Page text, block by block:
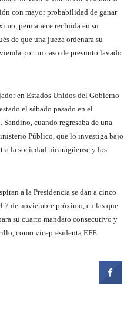
con mayor probabilidad de ganar
permanece recluida en su
de que una jueza ordenara su
por un caso de presunto lavado
en Estados Unidos del Gobierno
el sábado pasado en el
cuando regresaba de una
Público, que lo investiga bajo
la sociedad nicaragüense y los
a la Presidencia se dan a cinco
7 de noviembre próximo, en las que
su cuarto mandato consecutivo y
como vicepresidenta.EFE